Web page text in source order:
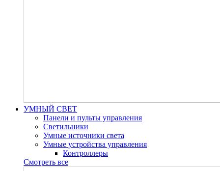
УМНЫЙ СВЕТ
Панели и пульты управления
Светильники
Умные источники света
Умные устройства управления
Контроллеры
Смотреть все